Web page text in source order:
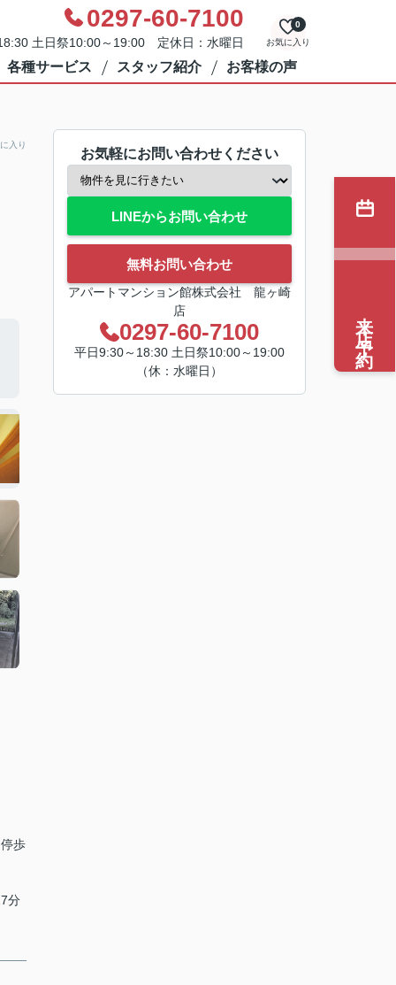
0297-60-7100
土日祭10:00～19:00 定休日：水曜日 お気に入り
0
各種サービス スタッフ紹介 お客様の声
入り
歩
分
お気軽にお問い合わせください
LINEからお問い合わせ
無料お問い合わせ
アパートマンション館株式会社 龍ヶ崎
店
0297-60-7100
平日9:30～18:30 土日祭10:00～19:00
（休：水曜日）
来店予約